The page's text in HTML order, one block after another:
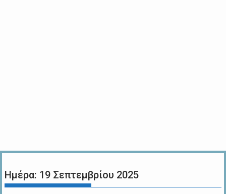
Ημέρα: 19 Σεπτεμβρίου 2025